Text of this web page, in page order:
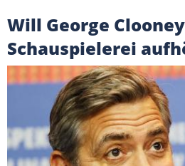
Will George
Schauspielerei